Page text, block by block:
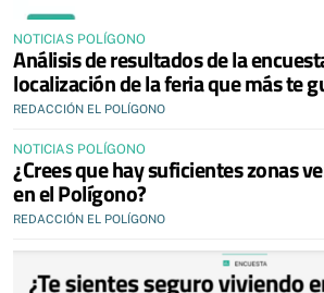
NOTICIAS POLÍGONO
Análisis de resultados de la
localización de la feria que más te
REDACCIÓN EL POLÍGONO
NOTICIAS POLÍGONO
¿Crees que hay suficientes zonas
en el Polígono?
REDACCIÓN EL POLÍGONO